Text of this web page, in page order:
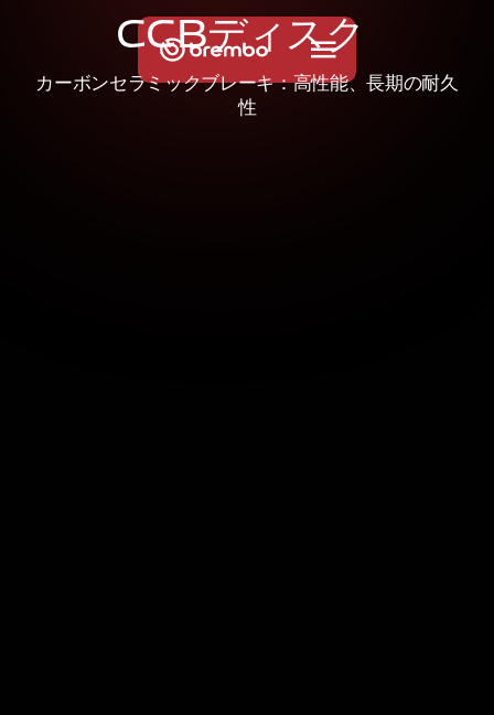
CCBディ スク
カーボンセラミックブレーキ：高性能、長期の耐久
性